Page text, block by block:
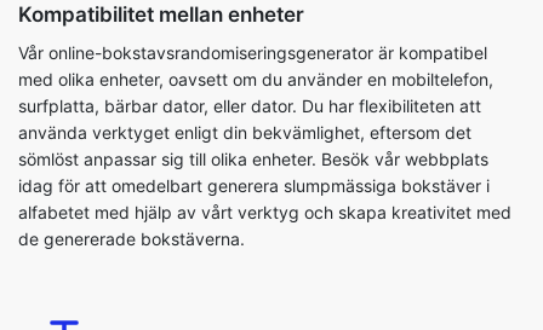
Kompatibilitet mellan enheter
Vår online-bokstavsrandomiseringsgenerator är kompatibel
med olika enheter, oavsett om du använder en mobiltelefon,
surfplatta, bärbar dator, eller dator. Du har flexibiliteten att
använda verktyget enligt din bekvämlighet, eftersom det
sömlöst anpassar sig till olika enheter. Besök vår webbplats
idag för att omedelbart generera slumpmässiga bokstäver i
alfabetet med hjälp av vårt verktyg och skapa kreativitet med
de genererade bokstäverna.